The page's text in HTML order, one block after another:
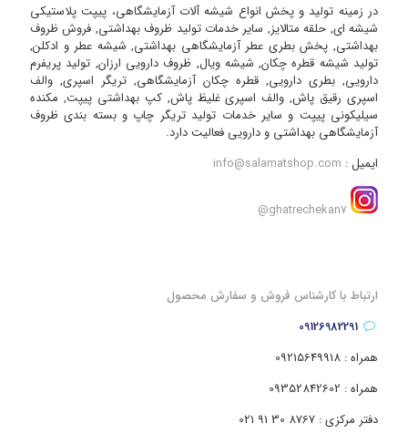
در زمینه تولید و پخش انواع شیشه آلات آزمایشگاهی، پیپت پلاستیکی
شیشه ای, حلقه متالایز, سایر خدمات تولید ظروف بهداشتی, فروش ظروف
بهداشتی, پخش بطری عطر آزمایشگاهی بهداشتی, شیشه عطر و ادکلن,
تولید شیشه قطره چکان, شیشه ویال, ظروف دارویی ارزان, تولید پریفرم
دارویی, بطری دارویی, قطره چکان آزمایشگاهی, تریگر اسپری, والف
اسپری رقیق پاش, والف اسپری غلیظ پاش, کپ بهداشتی پیپت, مکنده
سیلیکونی پیپت و سایر خدمات تولید تریگر چاپ و بسته بندی ظروف
آزمایشگاهی بهداشتی و دارویی فعالیت دارد.
ایمیل : info@salamatshop.com
ghatrechekan7@
ارتباط با کارشناس فروش و سفارش محصول
09126982291
همراه : 09215649918
همراه : 09352842602
دفتر مرکزی : 8767 30 91 021